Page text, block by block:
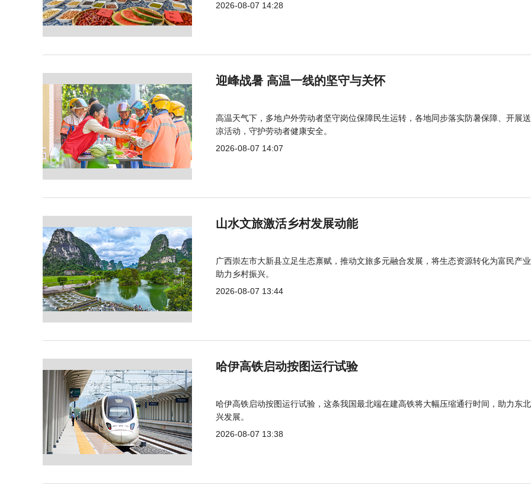
2026-08-07 14:28
迎峰战暑 高温一线的坚守与关怀
高温天气下，多地户外劳动者坚守岗位保障民生运转，各地同步落实防暑保障、开展
凉活动，守护劳动者健康安全。
2026-08-07 14:07
山水文旅激活乡村发展动能
广西崇左市大新县立足生态禀赋，推动文旅多元融合发展，将生态资源转化为富民产
助力乡村振兴。
2026-08-07 13:44
哈伊高铁启动按图运行试验
哈伊高铁启动按图运行试验，这条我国最北端在建高铁将大幅压缩通行时间，助力东
兴发展。
2026-08-07 13:38